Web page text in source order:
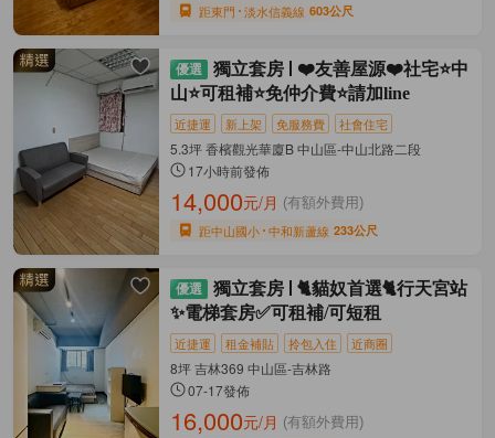
距東門 淡水信義線 603公尺
獨立套房
❤️友善屋源❤️社宅⭐中
山⭐可租補⭐免仲介費⭐請加line
近捷運 新上架 免服務費 社會住宅
5.3坪 香檳觀光華廈B 中山區-中山北路二段
17小時前發佈
14,000元/月 (有額外費用)
距中山國小 中和新蘆線 233公尺
獨立套房
🐈貓奴首選🐈行天宮站
✨電梯套房✅可租補/可短租
近捷運 租金補貼 拎包入住 近商圈
8坪 吉林369 中山區-吉林路
07-17發佈
16,000元/月 (有額外費用)